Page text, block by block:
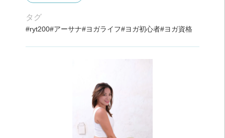
タグ
ryt200 アーサナ ヨガライフ ヨガ初心者 ヨガ資格